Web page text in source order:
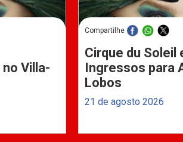
Villa-
Compartilhe
Cirque du Soleil
Ingressos para
Lobos
21 de agosto 2026